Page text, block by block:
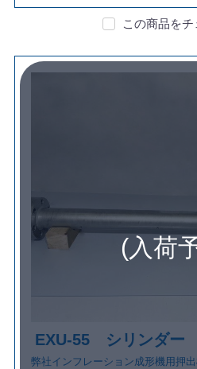
この商品をチ
EXU-55 シリンダー
弊社インフレーション成形機用押
(入荷